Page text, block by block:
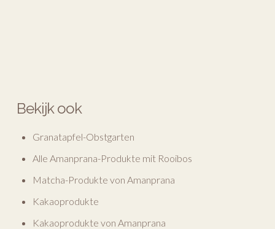
Bekijk ook
Granatapfel-Obstgarten
Alle Amanprana-Produkte mit Rooibos
Matcha-Produkte von Amanprana
Kakaoprodukte
Kakaoprodukte von Amanprana